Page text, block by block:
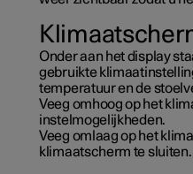
Onder aan het display
gebruikte
temperatuur en de
Veeg omhoog op het
instelmogelijkheden.
Veeg omlaag op het
klimaatscherm te sluiten.